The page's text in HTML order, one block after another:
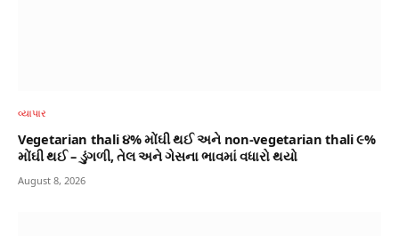
વ્યાપાર
Vegetarian thali ૪% મોંઘી થઈ અને non-vegetarian thali ૯%
મોંઘી થઈ – ડુંગળી, તેલ અને ગેસના ભાવમાં વધારો થયો
August 8, 2026